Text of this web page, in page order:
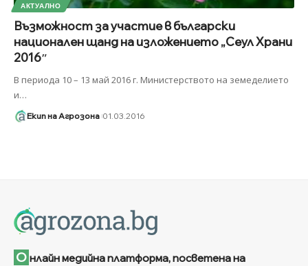
АКТУАЛНО
Възможност за участие в български
национален щанд на изложението „Сеул Храни
2016″
В периода 10 – 13 май 2016 г. Министерството на земеделието
и…
Екип на Агрозона 01.03.2016
О нлайн медийна платформа, посветена на